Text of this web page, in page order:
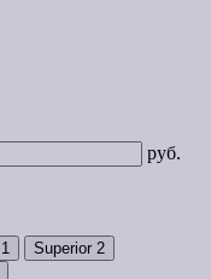
руб.
1 Superior 2